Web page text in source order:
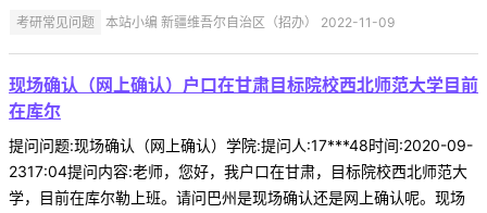
考研常见问题 本站小编 新疆维吾尔自治区（招办） 2022-11-09
现场确认（网上确认）户口在甘肃目标院校西北师范大学目前
在库尔
提问问题:现场确认（网上确认）学院:提问人:17***48时间:2020-09-
2317:04提问内容:老师，您好，我户口在甘肃，目标院校西北师范大
学，目前在库尔勒上班。请问巴州是现场确认还是网上确认呢。现场